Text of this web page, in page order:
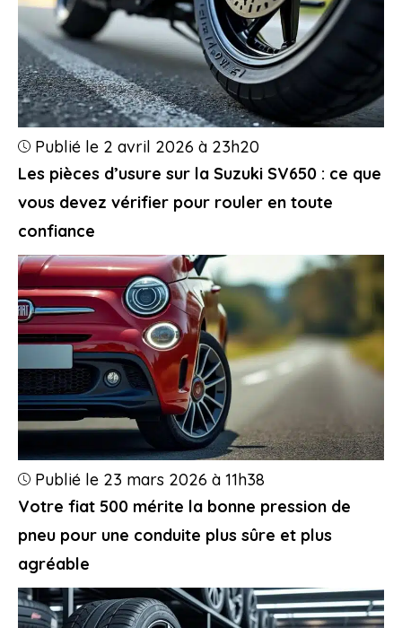
Les pièces d’usure sur la Suzuki SV650 : ce que
vous devez vérifier pour rouler en toute
confiance
Publié le 2 avril 2026 à 23h20
Votre fiat 500 mérite la bonne pression de
pneu pour une conduite plus sûre et plus
agréable
Publié le 23 mars 2026 à 11h38